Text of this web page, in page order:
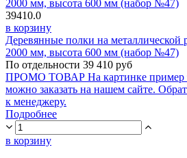
2000 мм, высота 600 мм (набор №47)
39410.0
в корзину
Деревянные полки на
2000 мм, высота 600 мм (набор №47)
По отдельности 39 410 руб
ПРОМО ТОВАР На картинке пример
можно заказать на нашем сайте.
к менеджеру.
Подробнее
в корзину